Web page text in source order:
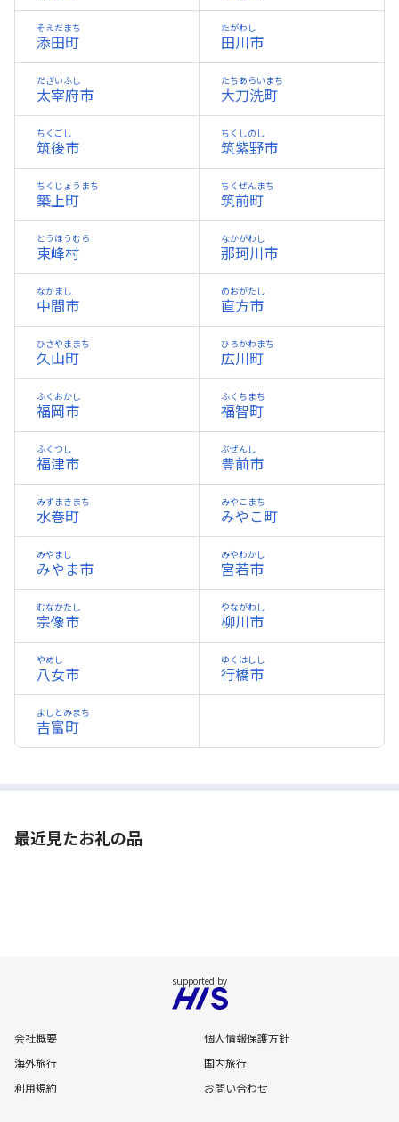
添田町
そえだまち
田川市
たがわし
太宰府市
だざいふし
大刀洗町
たちあらいまち
筑後市
ちくごし
筑紫野市
ちくしのし
築上町
ちくじょうまち
筑前町
ちくぜんまち
東峰村
とうほうむら
那珂川市
なかがわし
中間市
なかまし
直方市
のおがたし
久山町
ひさやままち
広川町
ひろかわまち
福岡市
ふくおかし
福智町
ふくちまち
福津市
ふくつし
豊前市
ぶぜんし
水巻町
みずまきまち
みやこ町
みやこまち
みやま市
みやまし
宮若市
みやわかし
宗像市
むなかたし
柳川市
やながわし
八女市
やめし
行橋市
ゆくはしし
吉富町
よしとみまち
最近見たお礼の品
会社概要
個人情報保護方針
海外旅行
国内旅行
利用規約
お問い合わせ